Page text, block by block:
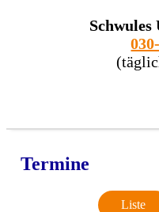
Termine
Liste